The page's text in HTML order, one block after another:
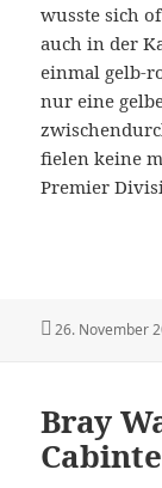
wusste sich
auch in der
einmal gelb-
nur eine
fielen keine
Premier
Veröffentlicht
26. November
Bray